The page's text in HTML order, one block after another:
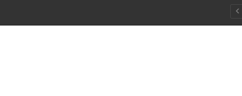
Muara Bengalon